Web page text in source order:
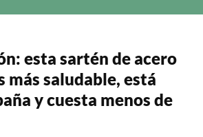
esta sartén de acero
más saludable, está
y cuesta menos de